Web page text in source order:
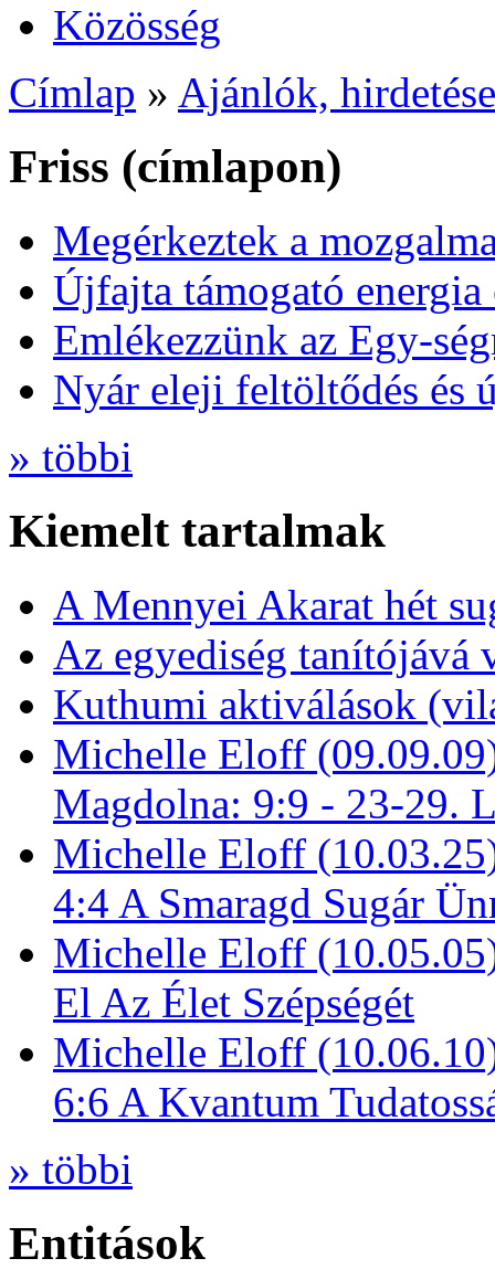
Közösség
Címlap » Ajánlók,
Friss (címlapon)
Megérkeztek a
Újfajta támogató
Emlékezzünk az Egy-
Nyár eleji feltöltődés és
» többi
Kiemelt tartalmak
A Mennyei Akarat hét
Az egyediség tanítójává
Kuthumi aktiválások
Michelle Eloff
Magdolna: 9:9 - 23-29.
Michelle Eloff
4:4 A Smaragd Sugár
Michelle Eloff
El Az Élet Szépségét
Michelle Eloff
6:6 A Kvantum
» többi
Entitások